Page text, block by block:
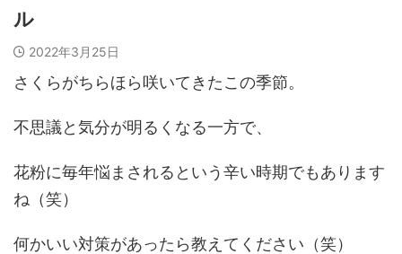
ル
2022年3月25日
さくらがちらほら咲いてきたこの季節。
不思議と気分が明るくなる一方で、
花粉に毎年悩まされるという辛い時期でもあります
ね（笑）
何かいい対策があったら教えてください（笑）